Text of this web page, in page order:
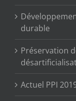
durable
Préservation
Actuel PPI